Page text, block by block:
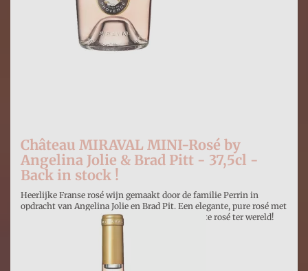
Château MIRAVAL MINI-Rosé by
Angelina Jolie & Brad Pitt - 37,5cl -
Back in stock !
Heerlijke Franse rosé wijn gemaakt door de familie Perrin in
opdracht van Angelina Jolie en Brad Pit. Een elegante, pure rosé met
fruitaroma's, zoals bessen. Uitgeroepen tot beste rosé ter wereld!